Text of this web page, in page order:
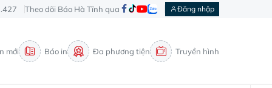
Theo dõi Báo Hà Tĩnh qua Đăng nhập
mới Báo in Đa phương tiện Truyền hình